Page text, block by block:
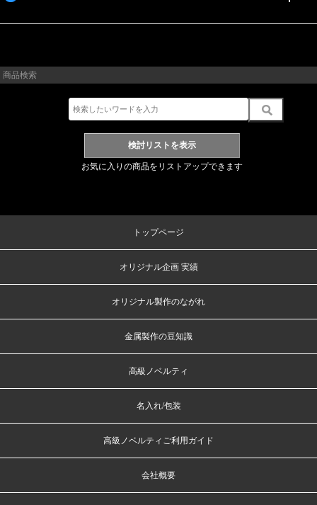
商品検索
お気に入りの商品をリストアップできます
トップページ
オリジナル企画 実績
オリジナル製作のながれ
金属製作の豆知識
高級ノベルティ
名入れ/包装
高級ノベルティご利用ガイド
会社概要